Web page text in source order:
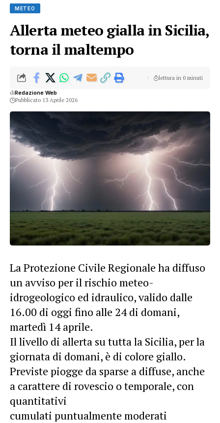
METEO
Allerta meteo gialla in Sicilia,
torna il maltempo
diRedazione Web
Pubblicato 13 Aprile 2026
lettura in 0 minuti
La Protezione Civile Regionale ha diffuso
un avviso per il rischio meteo-
idrogeologico ed idraulico, valido dalle
16.00 di oggi fino alle 24 di domani,
martedì 14 aprile.
Il livello di allerta su tutta la Sicilia, per la
giornata di domani, è di colore giallo.
Previste piogge da sparse a diffuse, anche
a carattere di rovescio o temporale, con
quantitativi
cumulati puntualmente moderati